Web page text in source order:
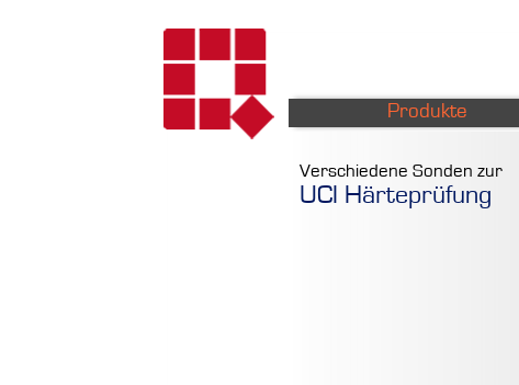
Produkte
Verschiedene Sonden zur
UCI Härteprüfung